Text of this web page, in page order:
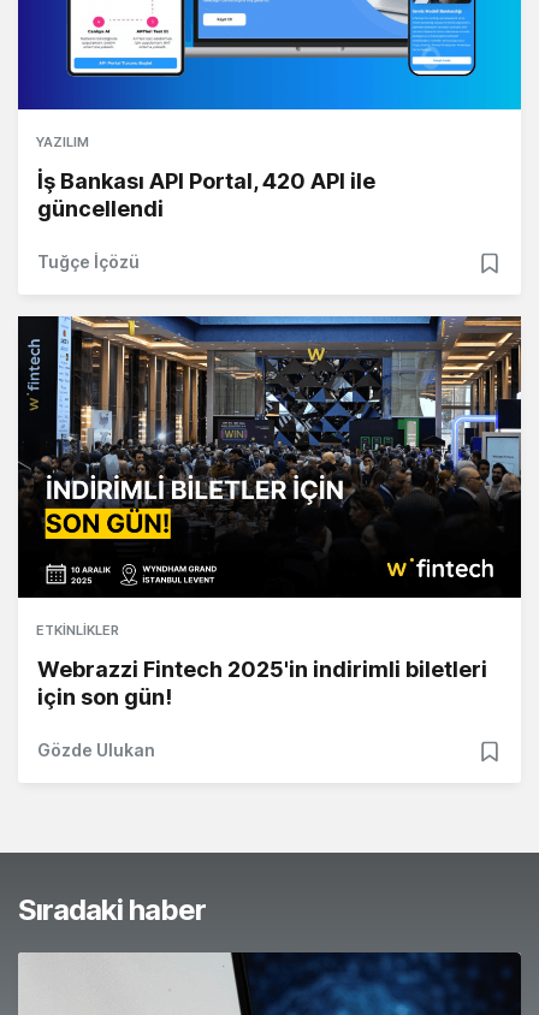
YAZILIM
İş Bankası API Portal, 420 API ile
güncellendi
Tuğçe İçözü
ETKINLIKLER
Webrazzi Fintech 2025'in indirimli biletleri
için son gün!
Gözde Ulukan
Sıradaki haber